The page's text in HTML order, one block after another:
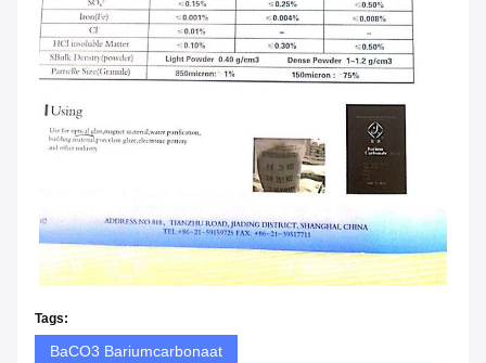
Tags:
BaCO3 Bariumcarbonaat